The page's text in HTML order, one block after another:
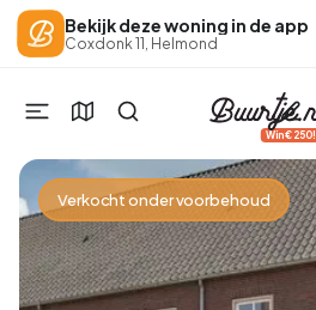
Bekijk deze woning in de app
Coxdonk 11, Helmond
Win €250!
Verkocht onder voorbehoud